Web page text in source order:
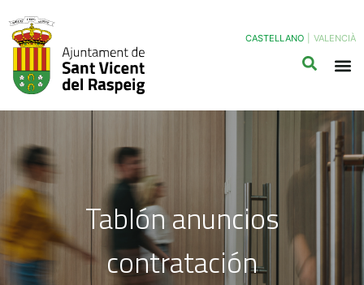
CASTELLANO VALENCIÀ
Tablón anuncios
contratación